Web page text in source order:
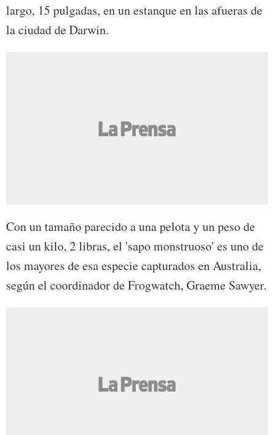
largo, 15 pulgadas, en un estanque en las afueras de
la ciudad de Darwin.
Con un tamaño parecido a una pelota y un peso de
casi un kilo, 2 libras, el 'sapo monstruoso' es uno de
los mayores de esa especie capturados en Australia,
según el coordinador de Frogwatch, Graeme Sawyer.